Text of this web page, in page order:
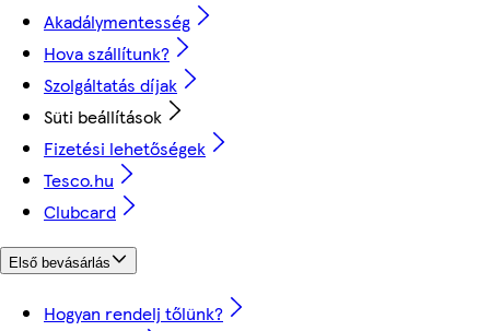
Akadálymentesség
Hova szállítunk?
Szolgáltatás díjak
Süti beállítások
Fizetési lehetőségek
Tesco.hu
Clubcard
Első bevásárlás
Hogyan rendelj tőlünk?